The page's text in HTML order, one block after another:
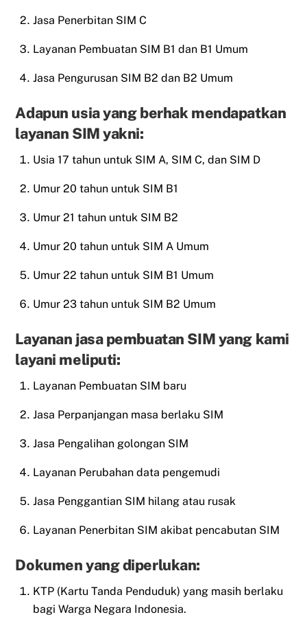
Jasa Penerbitan SIM C
Layanan Pembuatan SIM B1 dan B1 Umum
Jasa Pengurusan SIM B2 dan B2 Umum
Adapun usia yang berhak mendapatkan
layanan SIM yakni:
Usia 17 tahun untuk SIM A, SIM C, dan SIM D
Umur 20 tahun untuk SIM B1
Umur 21 tahun untuk SIM B2
Umur 20 tahun untuk SIM A Umum
Umur 22 tahun untuk SIM B1 Umum
Umur 23 tahun untuk SIM B2 Umum
Layanan jasa pembuatan SIM yang kami
layani meliputi:
Layanan Pembuatan SIM baru
Jasa Perpanjangan masa berlaku SIM
Jasa Pengalihan golongan SIM
Layanan Perubahan data pengemudi
Jasa Penggantian SIM hilang atau rusak
Layanan Penerbitan SIM akibat pencabutan SIM
Dokumen yang diperlukan:
KTP (Kartu Tanda Penduduk) yang masih berlaku
bagi Warga Negara Indonesia.